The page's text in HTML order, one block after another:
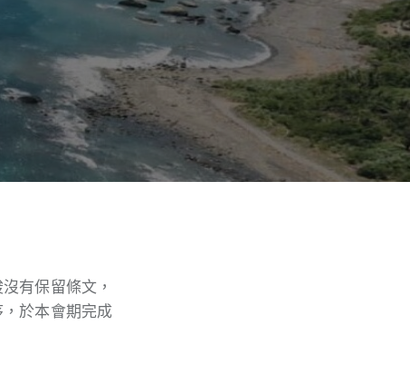
有保留條文，
於本會期完成